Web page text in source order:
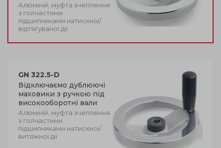
Алюміній, муфта зчеплення
з голчастими
підшипниками натискної/
відтягуваної дії
GN 322.5-D
Відключаємо дублюючі
маховики з ручкою під
високооборотні вали
Алюміній, муфта зчеплення
з голчастими
підшипниками натискної/
витяжної дії